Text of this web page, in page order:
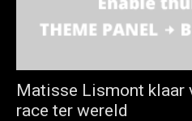
Matisse Lismont klaar
race ter wereld